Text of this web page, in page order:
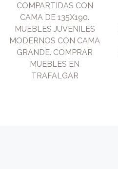
COMPARTIDAS CON
CAMA DE 135X190.
MUEBLES JUVENILES
MODERNOS CON CAMA
GRANDE. COMPRAR
MUEBLES EN
TRAFALGAR